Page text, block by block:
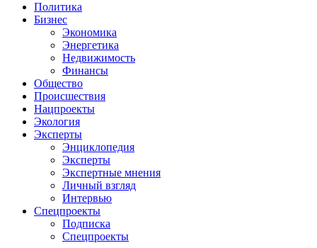
Политика
Бизнес
Экономика
Энергетика
Недвижимость
Финансы
Общество
Происшествия
Нацпроекты
Экология
Эксперты
Энциклопедия
Эксперты
Экспертные мнения
Личный взгляд
Интервью
Спецпроекты
Подписка
Спецпроекты